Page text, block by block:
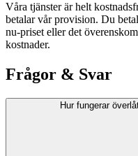
Våra tjänster är helt
betalar vår provision. Du
nu-priset eller det
kostnader.
Frågor & Svar
Hur fungerar